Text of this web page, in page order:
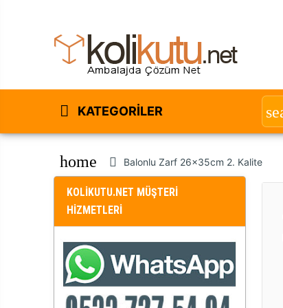
KATEGORILER
home Balonlu Zarf 26x35cm 2. Kalite
KOLİKUTU.NET MÜŞTERİ
HİZMETLERİ